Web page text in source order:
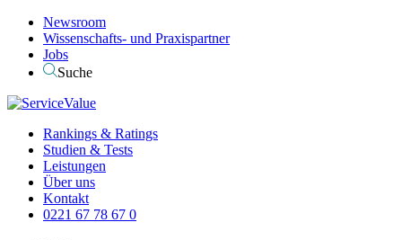
Newsroom
Wissenschafts- und Praxispartner
Jobs
Suche
Rankings & Ratings
Studien & Tests
Leistungen
Über uns
Kontakt
0221 67 78 67 0